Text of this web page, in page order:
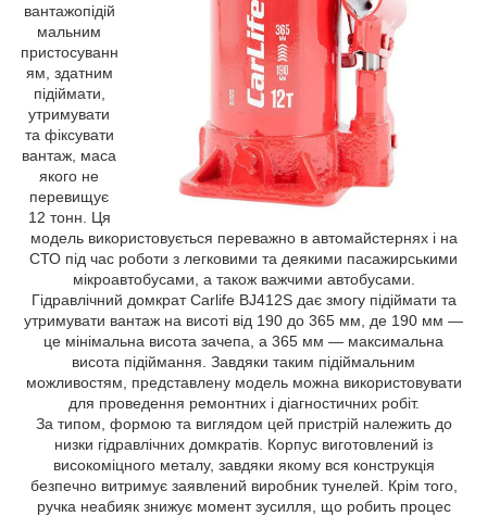
вантажопідій
мальним
пристосуванн
ям, здатним
підіймати,
утримувати
та фіксувати
вантаж, маса
якого не
перевищує
12 тонн. Ця
модель використовується переважно в автомайстернях і на
СТО під час роботи з легковими та деякими пасажирськими
мікроавтобусами, а також важчими автобусами.
Гідравлічний домкрат Carlife BJ412S дає змогу підіймати та
утримувати вантаж на висоті від 190 до 365 мм, де 190 мм —
це мінімальна висота зачепа, а 365 мм — максимальна
висота підіймання. Завдяки таким підіймальним
можливостям, представлену модель можна використовувати
для проведення ремонтних і діагностичних робіт.
За типом, формою та виглядом цей пристрій належить до
низки гідравлічних домкратів. Корпус виготовлений із
високоміцного металу, завдяки якому вся конструкція
безпечно витримує заявлений виробник тунелей. Крім того,
ручка неабияк знижує момент зусилля, що робить процес